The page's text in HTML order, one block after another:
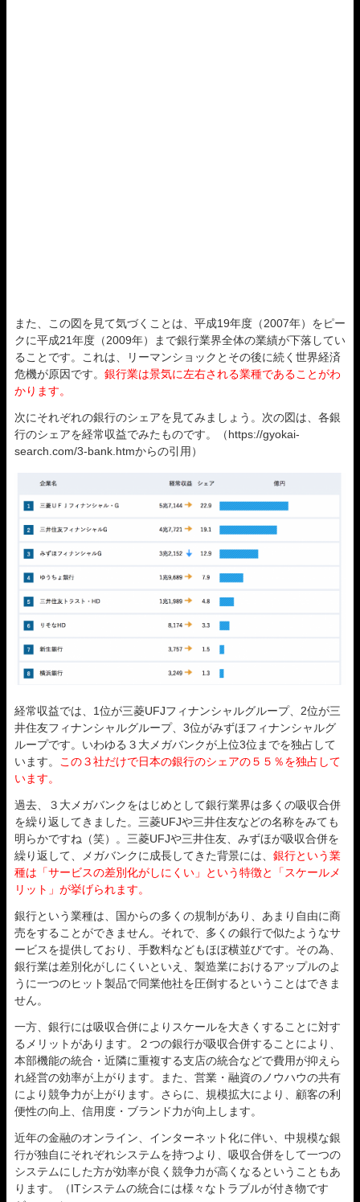
また、この図を見て気づくことは、平成19年度（2007年）をピー
クに平成21年度（2009年）まで銀行業界全体の業績が下落してい
ることです。これは、リーマンショックとその後に続く世界経済
危機が原因です。 銀行業は景気に左右される業種であることがわ
かります。
次にそれぞれの銀行のシェアを見てみましょう。次の図は、各銀
行のシェアを経常収益でみたものです。（https://gyokai-
search.com/3-bank.htmからの引用）
経常収益では、1位が三菱UFJフィナンシャルグループ、2位が三
井住友フィナンシャルグループ、3位がみずほフィナンシャルグ
ループです。いわゆる３大メガバンクが上位3位までを独占して
います。
この３社だけで日本の銀行のシェアの５５％を独占して
います。
過去、３大メガバンクをはじめとして銀行業界は多くの吸収合併
を繰り返してきました。三菱UFJや三井住友などの名称をみても
明らかですね（笑）。三菱UFJや三井住友、みずほが吸収合併を
繰り返して、メガバンクに成長してきた背景には、 銀行という業
種は「サービスの差別化がしにくい」という特徴と「スケールメ
リット」が挙げられます。
銀行という業種は、国からの多くの規制があり、あまり自由に商
売をすることができません。それで、多くの銀行で似たようなサ
ービスを提供しており、手数料などもほぼ横並びです。その為、
銀行業は差別化がしにくいといえ、製造業におけるアップルのよ
うに一つのヒット製品で同業他社を圧倒するということはできま
せん。
一方、銀行には吸収合併によりスケールを大きくすることに対す
るメリットがあります。２つの銀行が吸収合併することにより、
本部機能の統合・近隣に重複する支店の統合などで費用が抑えら
れ経営の効率が上がります。また、営業・融資のノウハウの共有
により競争力が上がります。さらに、規模拡大により、顧客の利
便性の向上、信用度・ブランド力が向上します。
近年の金融のオンライン、インターネット化に伴い、中規模な銀
行が独自にそれぞれシステムを持つより、吸収合併をして一つの
システムにした方が効率が良く競争力が高くなるということもあ
ります。（ITシステムの統合には様々なトラブルが付き物です